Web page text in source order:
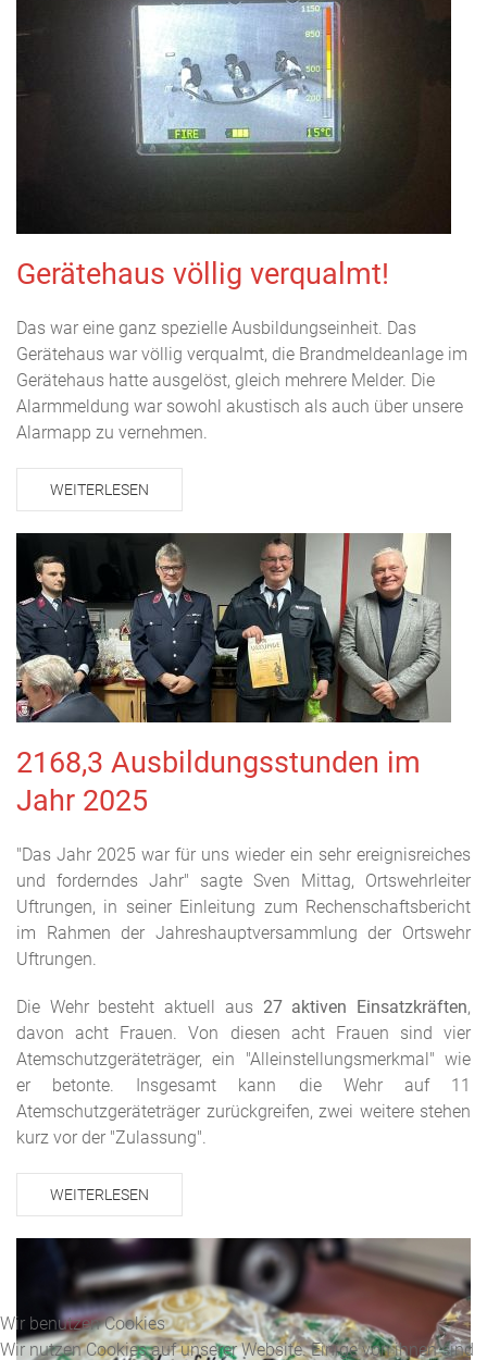
Gerätehaus völlig verqualmt!
Das war eine ganz spezielle Ausbildungseinheit. Das
Gerätehaus war völlig verqualmt, die Brandmeldeanlage im
Gerätehaus hatte ausgelöst, gleich mehrere Melder. Die
Alarmmeldung war sowohl akustisch als auch über unsere
Alarmapp zu vernehmen.
WEITERLESEN
2168,3 Ausbildungsstunden im
Jahr 2025
"Das Jahr 2025 war für uns wieder ein sehr ereignisreiches
und forderndes Jahr" sagte Sven Mittag, Ortswehrleiter
Uftrungen, in seiner Einleitung zum Rechenschaftsbericht
im Rahmen der Jahreshauptversammlung der Ortswehr
Uftrungen.
Die Wehr besteht aktuell aus 27 aktiven Einsatzkräften,
davon acht Frauen. Von diesen acht Frauen sind vier
Atemschutzgeräteträger, ein "Alleinstellungsmerkmal" wie
er betonte. Insgesamt kann die Wehr auf 11
Atemschutzgeräteträger zurückgreifen, zwei weitere stehen
kurz vor der "Zulassung".
WEITERLESEN
Wir benutzen Cookies
Wir nutzen Cookies auf unserer Website. Einige von ihnen sind